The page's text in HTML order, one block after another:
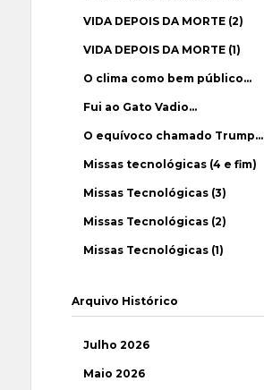
VIDA DEPOIS DA MORTE (2)
VIDA DEPOIS DA MORTE (1)
O clima como bem público…
Fui ao Gato Vadio…
O equívoco chamado Trump…
Missas tecnológicas (4 e fim)
Missas Tecnológicas (3)
Missas Tecnológicas (2)
Missas Tecnológicas (1)
Arquivo Histórico
Julho 2026
Maio 2026